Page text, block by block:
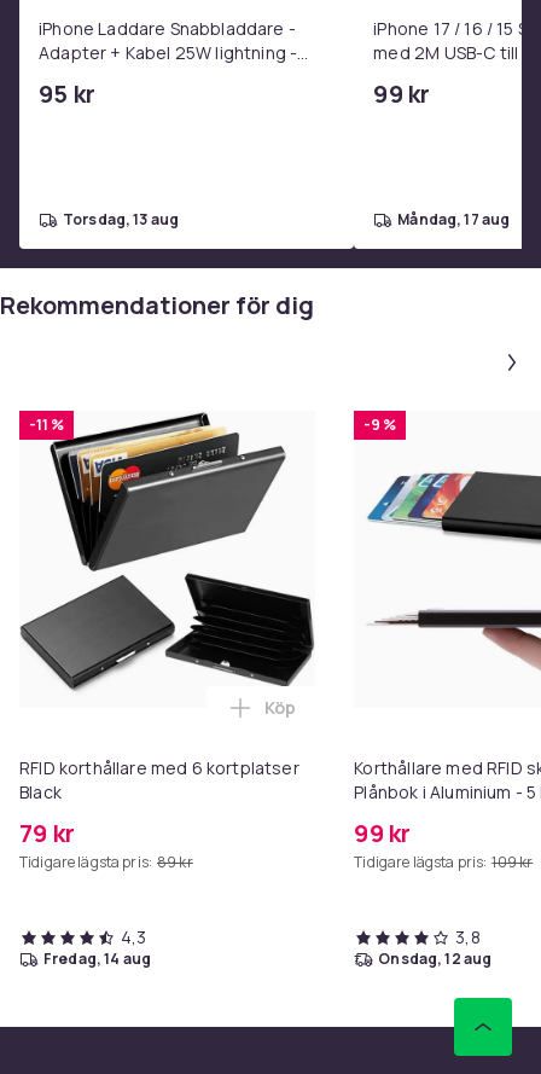
iPhone Laddare Snabbladdare -
Adapter + Kabel 25W lightning -
95 kr
torsdag, 13 aug
iPhone 17 / 16 / 15
med 2M USB-C till
99 kr
måndag, 17 aug
Rekommendationer för dig
-11 %
RFID korthållare med 6 kortplatser
Black
79 kr
Tidigare lägsta pris: 89 kr
Lägg till RFID korthållare med
Köp
4,3
fredag, 14 aug
-9 %
Korthållare med RFID
Plånbok i Aluminium -
99 kr
Tidigare lägsta pris: 109 kr
3,8
onsdag, 12 aug